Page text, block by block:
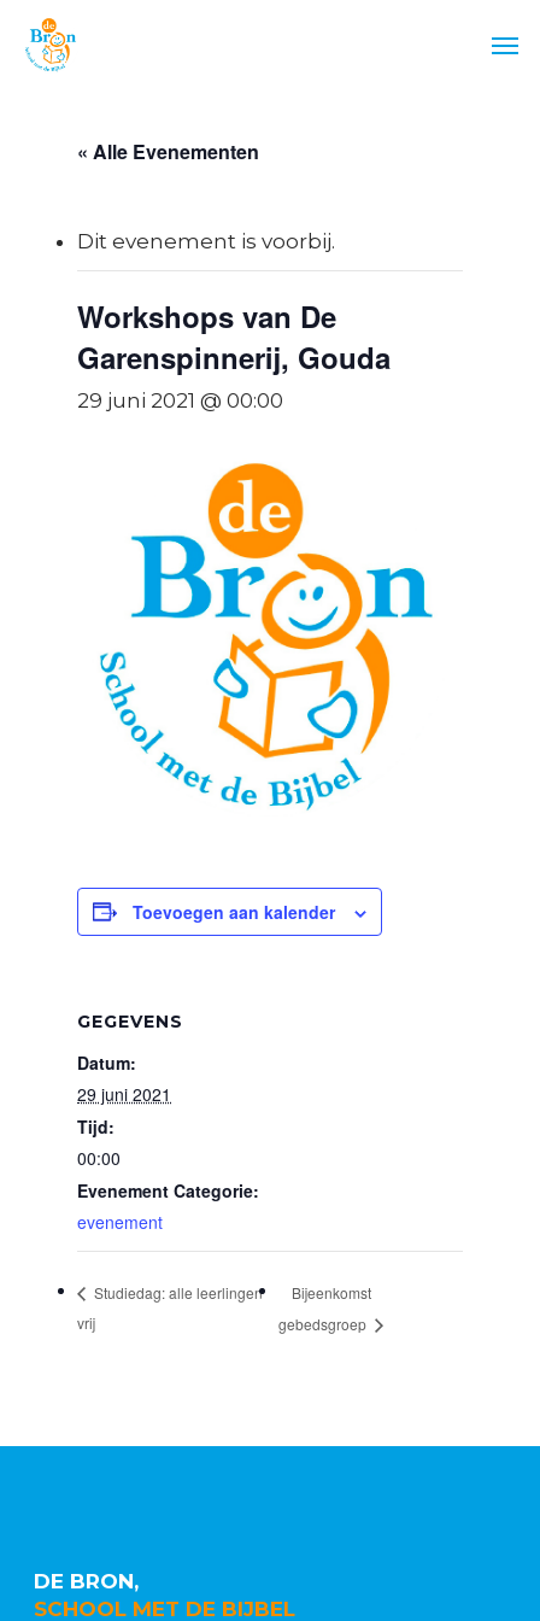
main
« Alle Evenementen
Dit evenement is voorbij.
Workshops van De
Garenspinnerij, Gouda
29 juni 2021 @ 00:00
Toevoegen aan kalender
GEGEVENS
Datum:
29 juni 2021
Tijd:
00:00
Evenement Categorie:
evenement
Studiedag: alle leerlingen
vrij
Bijeenkomst
gebedsgroep
DE BRON,
SCHOOL MET DE BIJBEL